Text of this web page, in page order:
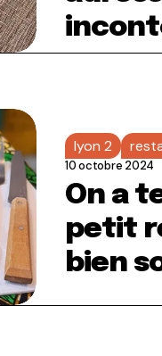
lyon 2
10 octobre 2024
On a
petit
bien